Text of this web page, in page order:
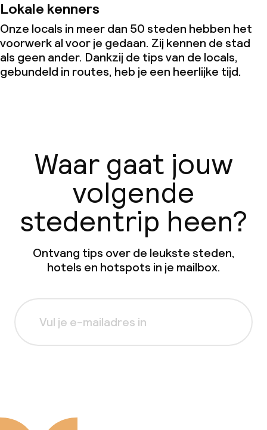
Lokale kenners
Onze locals in meer dan 50 steden hebben het
voorwerk al voor je gedaan. Zij kennen de stad
als geen ander. Dankzij de tips van de locals,
gebundeld in routes, heb je een heerlijke tijd.
Waar gaat jouw
volgende
stedentrip heen?
Ontvang tips over de leukste steden,
hotels en hotspots in je mailbox.